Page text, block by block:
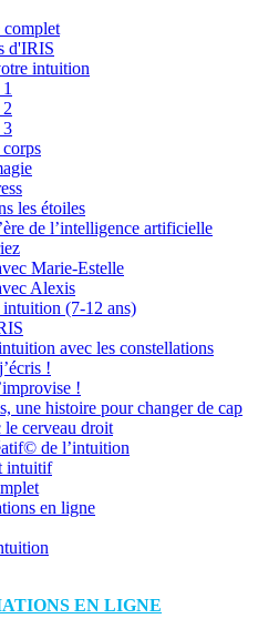
complet
d'IRIS
intuition
3
les étoiles
de l’intelligence artificielle
Marie-Estelle
Alexis
intuition (7-12 ans)
avec les constellations
!
!
une histoire pour changer de cap
le cerveau droit
de l’intuition
intuitif
en ligne
EN LIGNE